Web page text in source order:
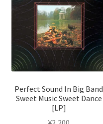
Perfect Sound In Big Band
Sweet Music Sweet Dance
[LP]